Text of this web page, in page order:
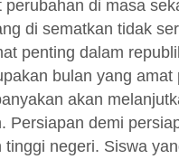
di masa
di sematkan tidak
penting dalam
bulan yang
akan
Persiapan demi
negeri. Siswa